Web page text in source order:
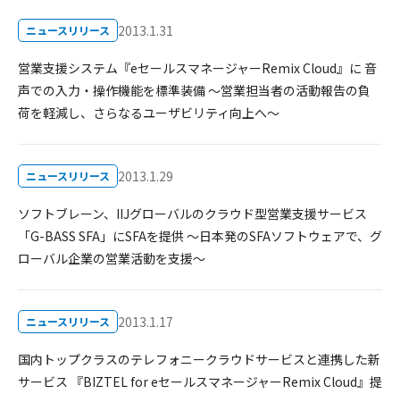
ニュースリリース 2013.1.31
営業支援システム『eセールスマネージャーRemix Cloud』に 音
声での入力・操作機能を標準装備 ～営業担当者の活動報告の負
荷を軽減し、さらなるユーザビリティ向上へ～
ニュースリリース 2013.1.29
ソフトブレーン、IIJグローバルのクラウド型営業支援サービス
「G-BASS SFA」にSFAを提供 ～日本発のSFAソフトウェアで、グ
ローバル企業の営業活動を支援～
ニュースリリース 2013.1.17
国内トップクラスのテレフォニークラウドサービスと連携した新
サービス 『BIZTEL for eセールスマネージャーRemix Cloud』提